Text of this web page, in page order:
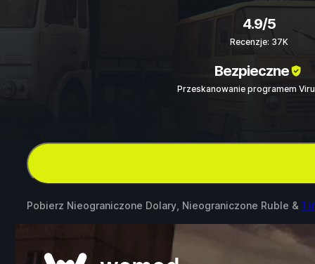
4.9/5
Recenzje: 37K
Bezpieczne
Przeskanowanie programem
Pobierz Nieograniczone Dolary, Nieograniczone Ruble & 1